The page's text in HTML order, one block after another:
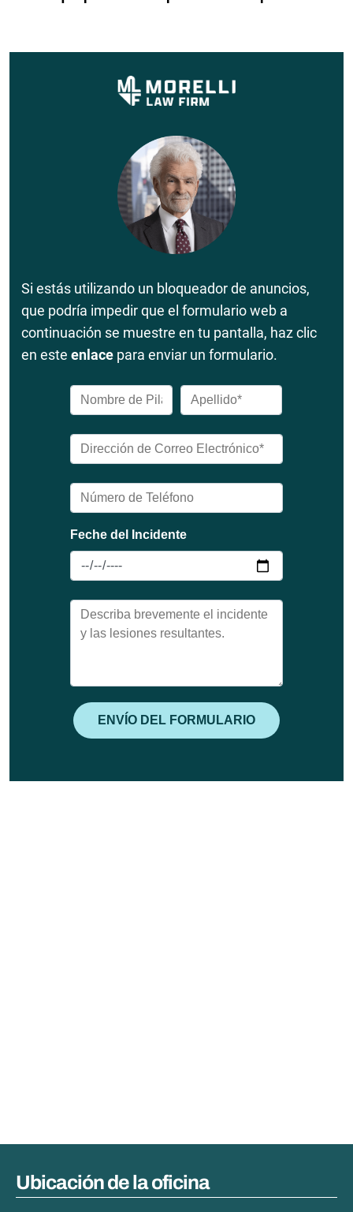
Si estás utilizando un bloqueador de anuncios,
que podría impedir que el formulario web a
continuación se muestre en tu pantalla, haz clic
en este enlace para enviar un formulario.
Ubicación de la oficina